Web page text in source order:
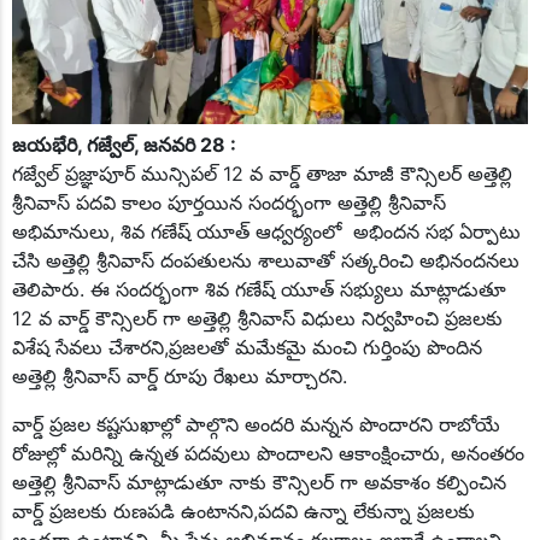
మచ్చలేని నాయకుడు కేసీఆర్
కేసీఆర్ కు సిట్ నోటీసులు సరికాదు
మున్సిపల్ ఎన్నికల్లో కాంగ్రెస్ విజయం ఖాయం
రేవంత్ రెడ్డి డౌన్ డౌన్..
మున్సిపల్ పోరులో బిఆర్ఎస్ జోరు
మేడిపల్లి ప్రెస్ క్లబ్ అధ్వర్యంలో ఘనంగా గణతంత్ర దినోత్సవ వేడుకలు
ఘనంగా శ్రీ పద్మావతి అమ్మ వారికి సారె సమర్పణ
అంబేద్కర్ ఆశయ సాధన కోసమే పనిచేస్తా..
కరీంనగర్ జిల్లా గోపాలమిత్ర నూతన అధ్యక్షుని ఎన్నిక
చైనా మాంజా పోలీసులు పంజా
చిలుక రాజు సేవలు చిరస్మరణీయం
రైతులకు రుణమాఫీ చెల్లించాలి
షాద్ నగర్ లో కేటీఆర్ కు ఘన స్వాగతం పలికిన బిఆర్ఎస్ నేతలు
ఎమ్మెల్సి నవీన్ రెడ్డి సిపారసుతో మంజూరైన సీఎంఆర్ఎఫ్ చెక్కు పంపిణీ
షాద్ నగర్ చౌరస్తా రోడ్డు విస్తీర్ణం గురించి కలెక్టరేట్ ప్రజావాణిలో వినతి పత్రం
స్వామీ వివేకానంద ఆశయాలను కొనసాగిద్దాం
యాద‌గిరిగుట్ట‌లో కాంగ్రెస్ వ‌ర్సెస్ బీజేపీ
సాయి హిల్స్ కాలనీలొ ఘనంగా ముగ్గుల పోటీలు
జాతీయ రోడ్డు భద్రత మాహోత్సవాలు
దేవుని బండ తండా గ్రామ సర్పంచ్ గా ప్రమాణ స్వీకారం చేసిన ఎం శ్రీను
చౌనాన్
వృద్ధులకు పండ్లను పంపిణీ
తెలంగాణ గెజిటెడ్ అధికారుల సంఘం, హైదరాబాద్ నగర శాఖ కార్యవర్గ
జయభేరి, గజ్వేల్, జనవరి 28 :
గజ్వేల్ ప్రజ్ఞాపూర్ మున్సిపల్ 12 వ వార్డ్ తాజా మాజీ కౌన్సిలర్ అత్తెల్లి
శ్రీనివాస్ పదవి కాలం పూర్తయిన సందర్భంగా అత్తెల్లి శ్రీనివాస్
అభిమానులు, శివ గణేష్ యూత్ ఆధ్వర్యంలో అభిందన సభ ఏర్పాటు
చేసి అత్తెల్లి శ్రీనివాస్ దంపతులను శాలువాతో సత్కరించి అభినందనలు
తెలిపారు. ఈ సందర్భంగా శివ గణేష్ యూత్ సభ్యులు మాట్లాడుతూ
12 వ వార్డ్ కౌన్సిలర్ గా అత్తెల్లి శ్రీనివాస్ విధులు నిర్వహించి ప్రజలకు
విశేష సేవలు చేశారని,ప్రజలతో మమేకమై మంచి గుర్తింపు పొందిన
అత్తెల్లి శ్రీనివాస్ వార్డ్ రూపు రేఖలు మార్చారని.
వార్డ్ ప్రజల కష్టసుఖాల్లో పాల్గొని అందరి మన్నన పొందారని రాబోయే
రోజుల్లో మరిన్ని ఉన్నత పదవులు పొందాలని ఆకాంక్షించారు, అనంతరం
అత్తెల్లి శ్రీనివాస్ మాట్లాడుతూ నాకు కౌన్సిలర్ గా అవకాశం కల్పించిన
వార్డ్ ప్రజలకు రుణపడి ఉంటానని,పదవి ఉన్నా లేకున్నా ప్రజలకు